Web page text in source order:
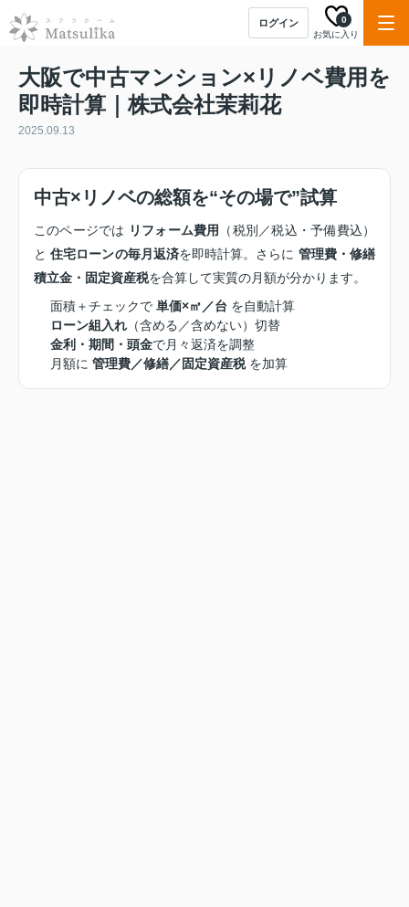
ログイン
お気に入り
0
大阪で中古マンション×リノベ費用を
即時計算｜株式会社茉莉花
2025.09.13
中古×リノベの総額を“その場で”試算
このページでは リフォーム費用
（税別／税込・予備費込）
と住宅ローンの毎月返済を即時計算。さらに 管理費・修繕
積立金・固定資産税を合算して実質の月額が分かります。
面積＋チェックで 単価×㎡／台 を自動計算
ローン組入れ （含める／含めない）切替
金利・期間・頭金で月々返済を調整
月額に 管理費／修繕／固定資産税を加算